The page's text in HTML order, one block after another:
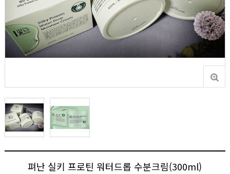
펴난 실키 프로틴 워터드롭 수분크림(300ml)